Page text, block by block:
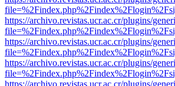
https://archivo.revistas.ucr.ac.cr/plugins/
https://archivo.revistas.ucr.ac.cr/plugins/
https://archivo.revistas.ucr.ac.cr/plugins/
https://archivo.revistas.ucr.ac.cr/plugins/